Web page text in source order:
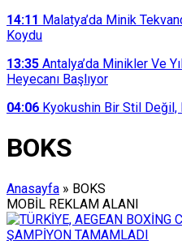
14:11 Malatya’da Minik
Koydu
13:35 Antalya’da Minikler Ve
Heyecanı Başlıyor
04:06 Kyokushin Bir Stil Değil,
BOKS
Anasayfa » BOKS
MOBİL REKLAM ALANI